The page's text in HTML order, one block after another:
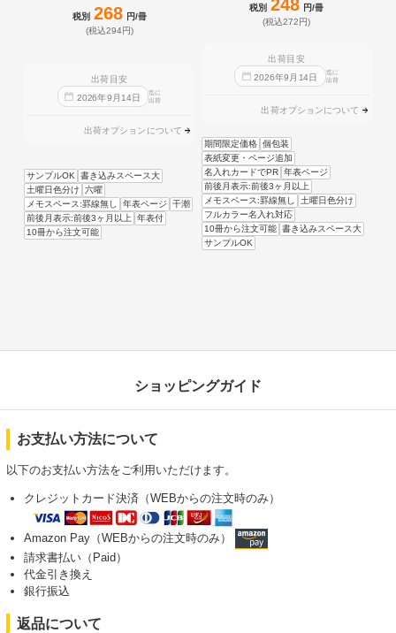
税別 268 円/冊
(税込294円)
出荷目安
2026年9 月 14日
迄に
出荷
出荷オプションについて
サンプルOK
書き込みスペース大
土曜日色分け
六曜
メモスペース:罫線無し
年表ページ
干潮
前後月表示:前後3ヶ月以上
年表付
10冊から注文可能
税別 248 円/冊
(税込272円)
出荷目安
2026年9 月 14日
迄に
出荷
出荷オプションについて
期間限定価格 個包装
表紙変更・ページ追加
名入れカードでPR 年表ページ
前後月表示:前後3ヶ月以上
メモスペース:罫線無し
土曜日色分け
フルカラー名入れ対応
10冊から注文可能 書き込みスペース大
サンプルOK
ショッピングガイド
お支払い方法について
以下のお支払い方法をご利用いただけます。
クレジットカード決済（WEBからの注文時のみ）
Amazon Pay（WEBからの注文時のみ）
請求書払い（Paid）
代金引き換え
銀行振込
返品について